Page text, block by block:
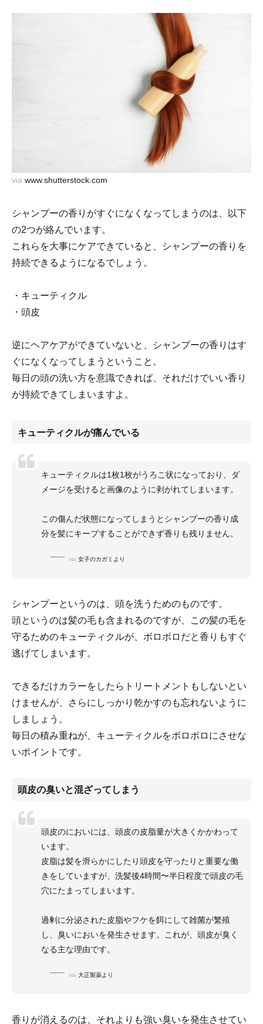
via www.shutterstock.com
シャンプーの香りがすぐになくなってしまうのは、以下
の2つが絡んでいます。
これらを大事にケアできていると、シャンプーの香りを
持続できるようになるでしょう。
・キューティクル
・頭皮
逆にヘアケアができていないと、シャンプーの香りはす
ぐになくなってしまうということ。
毎日の頭の洗い方を意識できれば、それだけでいい香り
が持続できてしまいますよ。
キューティクルが痛んでいる
キューティクルは1枚1枚がうろこ状になっており、ダ
メージを受けると画像のように剥がれてしまいます。
この傷んだ状態になってしまうとシャンプーの香り成
分を髪にキープすることができず香りも残りません。
via 女子のカガミより
シャンプーというのは、頭を洗うためのものです。
頭というのは髪の毛も含まれるのですが、この髪の毛を
守るためのキューティクルが、ボロボロだと香りもすぐ
逃げてしまいます。
できるだけカラーをしたらトリートメントもしないとい
けませんが、さらにしっかり乾かすのも忘れないように
しましょう。
毎日の積み重ねが、キューティクルをボロボロにさせな
いポイントです。
頭皮の臭いと混ざってしまう
頭皮のにおいには、頭皮の皮脂量が大きくかかわって
います。
皮脂は髪を滑らかにしたり頭皮を守ったりと重要な働
きをしていますが、洗髪後4時間〜半日程度で頭皮の毛
穴にたまってしまいます。
過剰に分泌された皮脂やフケを餌にして雑菌が繁殖
し、臭いにおいを発生させます。これが、頭皮が臭く
なる主な理由です。
via 大正製薬より
香りが消えるのは、それよりも強い臭いを発生させてい